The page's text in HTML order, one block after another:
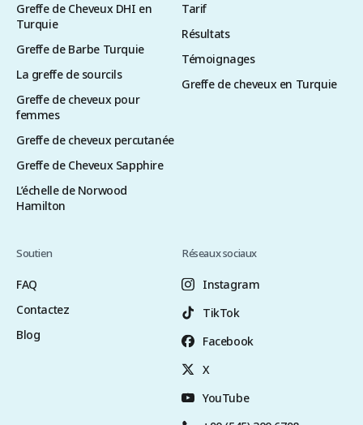
Greffe de Cheveux DHI en
Turquie
Greffe de Barbe Turquie
La greffe de sourcils
Greffe de cheveux pour
femmes
Greffe de cheveux percutanée
Greffe de Cheveux Sapphire
L’échelle de Norwood
Hamilton
Tarif
Résultats
Témoignages
Greffe de cheveux en Turquie
Soutien
FAQ
Contactez
Blog
Réseaux sociaux
Instagram
TikTok
Facebook
X
YouTube